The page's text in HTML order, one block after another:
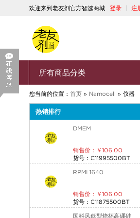
欢迎来到老友剂官方智选商城 登录 注
所有商品分类
您当前的位置： 首页 » Namocell » 仪器
热销排行
DMEM
销售价：￥106.00
货号：C11995500BT
RPMI 1640
销售价：￥106.00
货号：C11875500BT
国科风低型烧杯高硼硅